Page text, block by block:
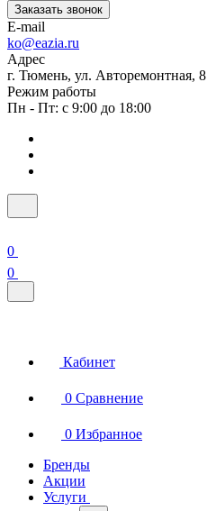
Заказать звонок
E-mail
ko@eazia.ru
Адрес
г. Тюмень, ул. Авторемонтная, 8
Режим работы
Пн - Пт: с 9:00 до 18:00
0
0
Кабинет
0 Сравнение
0 Избранное
Бренды
Акции
Услуги